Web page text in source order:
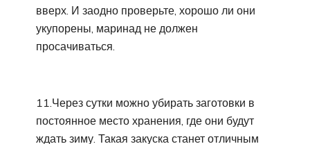
вверх. И заодно проверьте, хорошо ли они
укупорены, маринад не должен
просачиваться.
11.Через сутки можно убирать заготовки в
постоянное место хранения, где они будут
ждать зиму. Такая закуска станет отличным